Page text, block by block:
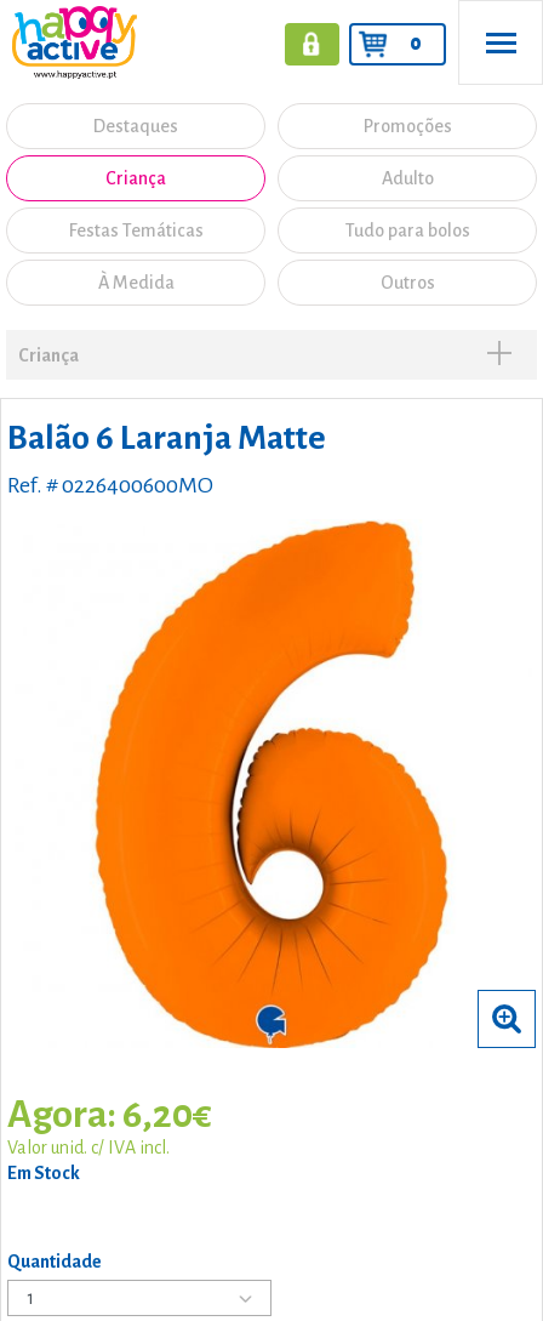
0
Destaques Promoções
Criança Adulto
Festas Temáticas Tudo para bolos
À Medida Outros
Criança
Balão 6 Laranja Matte
Ref. # 0226400600MO
Agora: 6,20€
Valor unid. c/ IVA incl.
Em Stock
Quantidade